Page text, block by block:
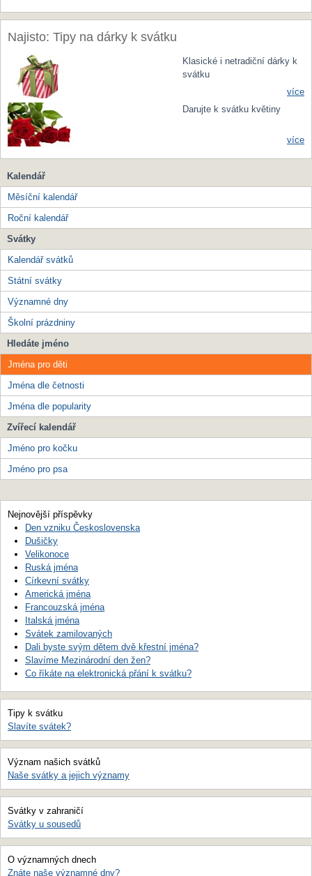
Najisto: Tipy na dárky k svátku
Klasické i netradiční dárky k
svátku
více
Darujte k svátku květiny
více
Kalendář
Měsíční kalendář
Roční kalendář
Svátky
Kalendář svátků
Státní svátky
Významné dny
Školní prázdniny
Hledáte jméno
Jména pro děti
Jména dle četnosti
Jména dle popularity
Zvířecí kalendář
Jméno pro kočku
Jméno pro psa
Nejnovější příspěvky
Den vzniku Československa
Dušičky
Velikonoce
Ruská jména
Církevní svátky
Americká jména
Francouzská jména
Italská jména
Svátek zamilovaných
Dali byste svým dětem dvě křestní jména?
Slavíme Mezinárodní den žen?
Co říkáte na elektronická přání k svátku?
Tipy k svátku
Slavíte svátek?
Význam našich svátků
Naše svátky a jejich významy
Svátky v zahraničí
Svátky u sousedů
O významných dnech
Znáte naše významné dny?